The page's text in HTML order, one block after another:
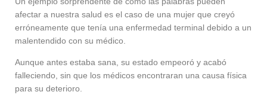
afectar a nuestra salud es el caso de una mujer que creyó
erróneamente que tenía una enfermedad terminal debido a un
malentendido con su médico.
Aunque antes estaba sana, su estado empeoró y acabó
falleciendo, sin que los médicos encontraran una causa física
para su deterioro.